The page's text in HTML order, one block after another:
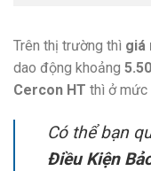
Trên thị trường thì giá
dao động khoảng
Cercon HT thì ở
Có thể bạn
Điều Kiện